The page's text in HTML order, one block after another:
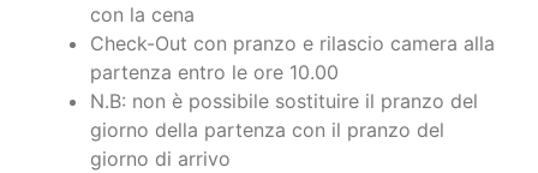
con la cena
Check-Out con pranzo e rilascio camera alla
partenza entro le ore 10.00
N.B: non è possibile sostituire il pranzo del
giorno della partenza con il pranzo del
giorno di arrivo